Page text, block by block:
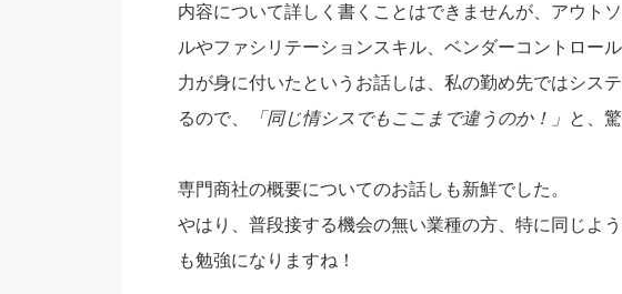
内容について詳しく書くことはできませんが、アウト
ルやファシリテーションスキル、ベンダーコントロー
力が身に付いたというお話しは、私の勤め先ではシス
るので、
「同じ情シスでもここまで違うのか！」 と、
専門商社の概要についてのお話しも新鮮でした。
やはり、普段接する機会の無い業種の方、特に同じよ
も勉強になりますね！